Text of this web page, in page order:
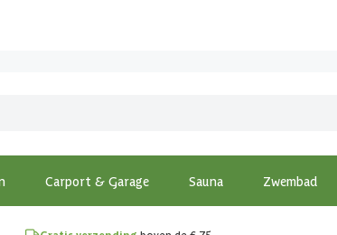
Carport & Garage Sauna Zwembad